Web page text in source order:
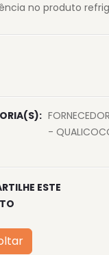
no produto
-
ESTE